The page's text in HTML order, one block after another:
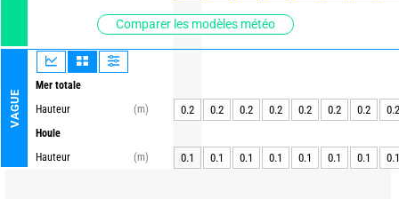
Comparer les modèles météo
VAGUE
Mer totale
Hauteur
(m)
Houle
Hauteur
(m)
0.2 0.2 0.2 0.2 0.2 0.2 0.2 0.2
0.1 0.1 0.1 0.1 0.1 0.1 0.1 0.1